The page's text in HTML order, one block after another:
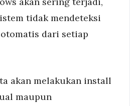
tidak mendeteksi
dari setiap
akan melakukan install
maupun